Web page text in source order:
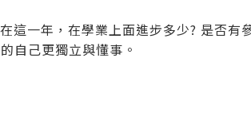
這一年，在學業上面進步多少? 是否有
自己更獨立與懂事。